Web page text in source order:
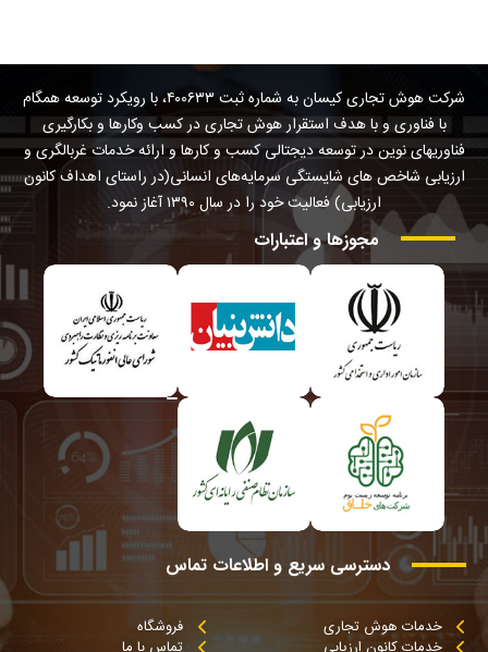
شرکت هوش تجاری کیسان به شماره ثبت ۴۰۰۶۳۳، با رویکرد توسعه همگام
با فناوری و با هدف استقرار هوش تجاری در کسب وکارها و بکارگیری
فناوریهای نوین در توسعه دیجتالی کسب و کارها و ارائه خدمات غربالگری و
ارزیابی شاخص های شایستگی سرمایه‌های انسانی(در راستای اهداف کانون
ارزیابی) فعالیت خود را در سال ۱۳۹۰ آغاز نمود.
مجوزها و اعتبارات
دسترسی سریع و اطلاعات تماس
خدمات هوش تجاری
فروشگاه